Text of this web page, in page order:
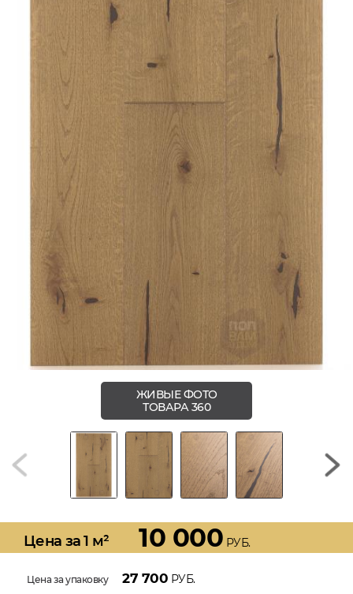
ЖИВЫЕ ФОТО
ТОВАРА 360
Цена за 1 м² 10 000 РУБ.
Цена за упаковку 27 700 РУБ.